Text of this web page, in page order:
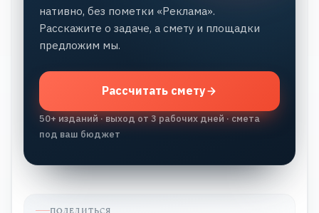
нативно, без пометки «Реклама».
Расскажите о задаче, а смету и площадки
предложим мы.
Рассчитать смету
50+ изданий · выход от 3 рабочих дней · смета
под ваш бюджет
ПОДЕЛИТЬСЯ